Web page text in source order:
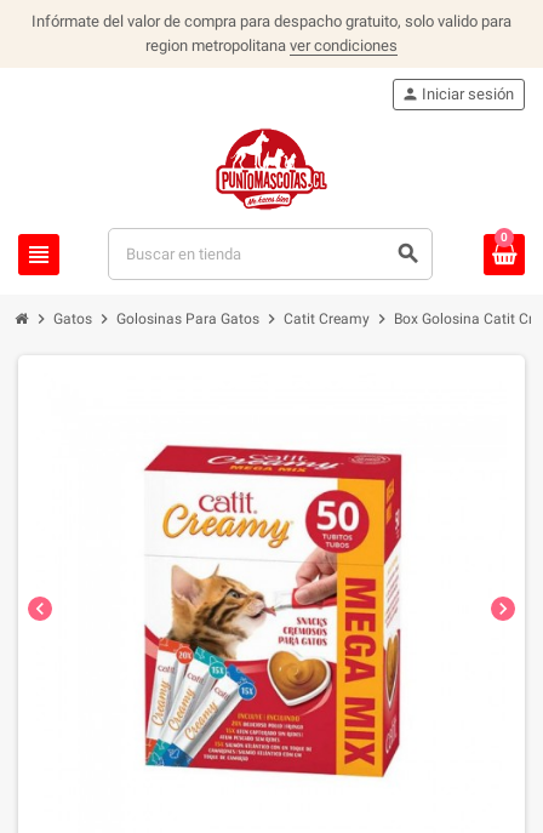
Infórmate del valor de compra para despacho gratuito, solo valido para
region metropolitana ver condiciones
view_headline search
person Iniciar sesión
0
chevron_right Gatos chevron_right Golosinas Para Gatos chevron_right Catit Creamy chevron_right Box Golosina Catit
chevron_left chevron_right